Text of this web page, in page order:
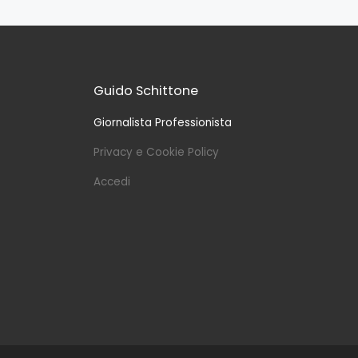
Guido Schittone
Giornalista Professionista
Privacy e Cookie Policy
Accedi